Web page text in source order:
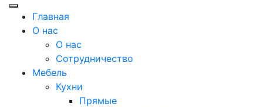
Главная
О нас
О нас
Сотрудничество
Мебель
Кухни
Прямые